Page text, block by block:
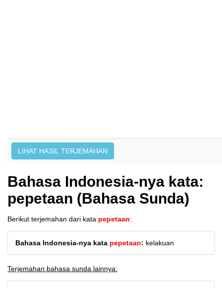
Bahasa Indonesia-nya kata:
pepetaan (Bahasa Sunda)
Berikut terjemahan dari kata pepetaan:
Bahasa Indonesia-nya kata pepetaan: kelakuan
Terjemahan bahasa sunda lainnya: